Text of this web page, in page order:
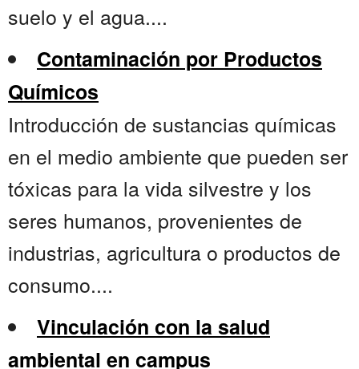
suelo y el agua....
Contaminación por Productos
Químicos
Introducción de sustancias químicas
en el medio ambiente que pueden ser
tóxicas para la vida silvestre y los
seres humanos, provenientes de
industrias, agricultura o productos de
consumo....
Vinculación con la salud
ambiental en campus